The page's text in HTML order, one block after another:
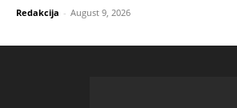
Redakcija - August 9, 2026